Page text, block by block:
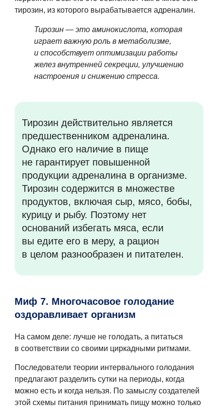
тирозин, из которого вырабатывается адреналин.
Тирозин — это аминокислота, которая
играет важную роль в метаболизме,
и способствует оптимизации работы
желез внутренней секреции, улучшению
настроения и снижению стресса.
Тирозин действительно является
предшественником адреналина.
Однако его наличие в пище
не гарантирует повышенной
продукции адреналина в организме.
Тирозин содержится в множестве
продуктов, включая сыр, мясо, бобы,
курицу и рыбу. Поэтому нет
оснований избегать мяса, если
вы едите его в меру, а рацион
в целом разнообразен и питателен.
Миф 7. Многочасовое голодание
оздоравливает организм
На самом деле: лучше не голодать, а питаться
в соответствии со своими циркадными ритмами.
Последователи теории интервального голодания
предлагают разделить сутки на периоды, когда
можно есть и когда нельзя. По замыслу создателей
этой схемы питания принимать пищу можно только